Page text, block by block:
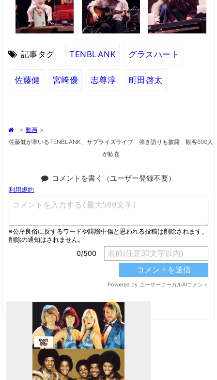
記事タグ TENBLANK グラスハート
佐藤健 宮﨑優 志尊淳 町田啓太
> 動画 >
佐藤健が率いるTENBLANK、サプライズライブ 弾き語りも披露 観客600人
が歓喜
コメントを書く（ユーザー登録不要）